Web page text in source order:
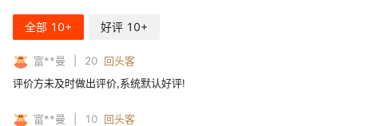
全部 10+ 好评 10+
富**曼 20 回头客
评价方未及时做出评价,系统默认好评!
富**曼 10 回头客